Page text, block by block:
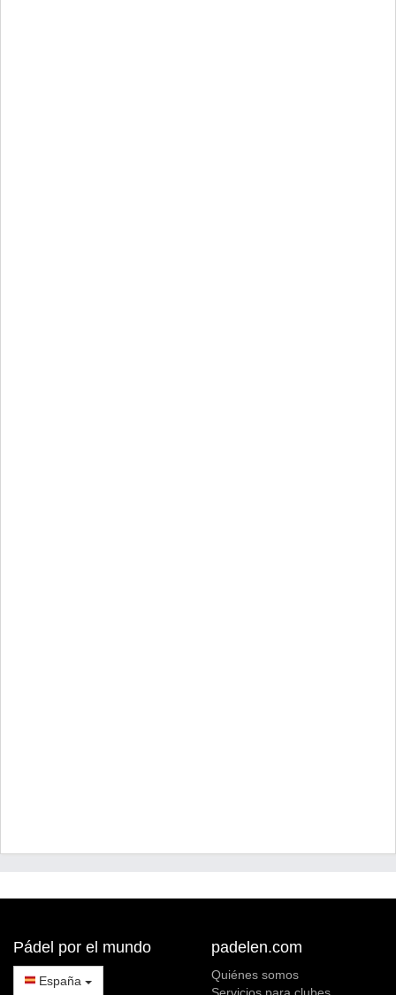
Pádel por el mundo
España
padelen.com
Quiénes somos